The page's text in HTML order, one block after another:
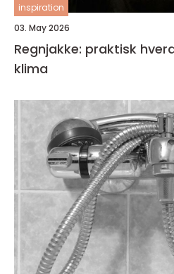
inspiration
03. May 2026
Regnjakke: praktisk
klima